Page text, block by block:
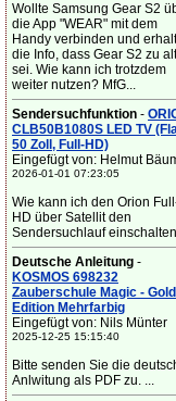
Wollte Samsung Gear S2
die App "WEAR" mit dem
Handy verbinden und
die Info, dass Gear S2 zu alt
sei. Wie kann ich trotzdem
weiter nutzen? MfG...
Sendersuchfunktion -
CLB50B1080S LED TV
50 Zoll, Full-HD)
Eingefügt von: Helmut
2026-01-01 07:23:05
Wie kann ich den Orion
HD über Satellit den
Sendersuchlauf
Deutsche Anleitung -
KOSMOS 698232
Zauberschule Magic - Gold
Edition Mehrfarbig
Eingefügt von: Nils Münter
2025-12-25 15:15:40
Bitte senden Sie die
Anlwitung als PDF zu. ...